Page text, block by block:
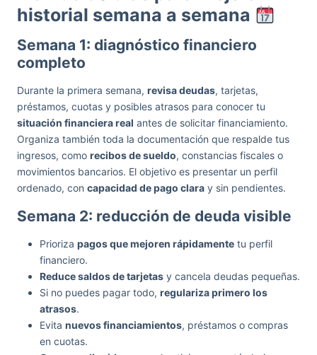
historial semana a semana
Semana 1: diagnóstico financiero
completo
Durante la primera semana, revisa deudas, tarjetas,
préstamos, cuotas y posibles atrasos para conocer tu
situación financiera real antes de solicitar financiamiento.
Organiza también toda la documentación que respalde tus
ingresos, como recibos de sueldo, constancias fiscales o
movimientos bancarios. El objetivo es presentar un perfil
ordenado, con capacidad de pago clara y sin pendientes.
Semana 2: reducción de deuda visible
Prioriza pagos que mejoren rápidamente tu perfil
financiero.
Reduce saldos de tarjetas y cancela deudas pequeñas.
Si no puedes pagar todo, regulariza primero los
atrasos.
Evita nuevos financiamientos, préstamos o compras
en cuotas.